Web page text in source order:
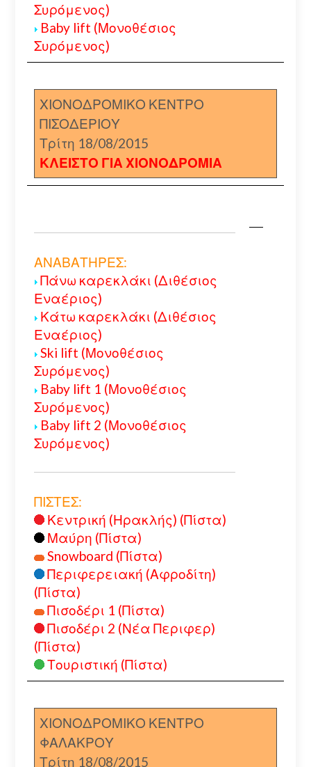
Συρόμενος)
Baby lift (Μονοθέσιος
Συρόμενος)
ΧΙΟΝΟΔΡΟΜΙΚΟ ΚΕΝΤΡΟ
ΠΙΣΟΔΕΡΙΟΥ
Τρίτη 18/08/2015
ΚΛΕΙΣΤΟ ΓΙΑ ΧΙΟΝΟΔΡΟΜΙΑ
ΑΝΑΒΑΤΗΡΕΣ:
Πάνω καρεκλάκι (Διθέσιος
Εναέριος)
Κάτω καρεκλάκι (Διθέσιος
Εναέριος)
Ski lift (Μονοθέσιος
Συρόμενος)
Baby lift 1 (Μονοθέσιος
Συρόμενος)
Baby lift 2 (Μονοθέσιος
Συρόμενος)
ΠΙΣΤΕΣ:
Κεντρική (Ηρακλής) (Πίστα)
Μαύρη (Πίστα)
Snowboard (Πίστα)
Περιφερειακή (Αφροδίτη)
(Πίστα)
Πισοδέρι 1 (Πίστα)
Πισοδέρι 2 (Νέα Περιφερ)
(Πίστα)
Τουριστική (Πίστα)
ΧΙΟΝΟΔΡΟΜΙΚΟ ΚΕΝΤΡΟ
ΦΑΛΑΚΡΟΥ
Τρίτη 18/08/2015